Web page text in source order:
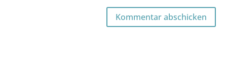
Kommentar abschicken